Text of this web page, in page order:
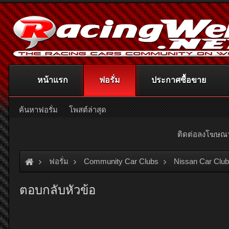
ติดต่อลงโฆษ
ฟอรั่ม Community Car Clubs Nissan Car
ตอบกลับหัวข้อ
หน้าแรก ฟอรั่ม
ค้นหาฟอรั่ม โพสต์ล่าสุด
ประกาศซื้อขาย